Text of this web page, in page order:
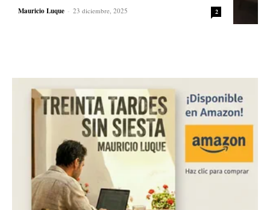
Mauricio Luque - 23 diciembre, 2025 2